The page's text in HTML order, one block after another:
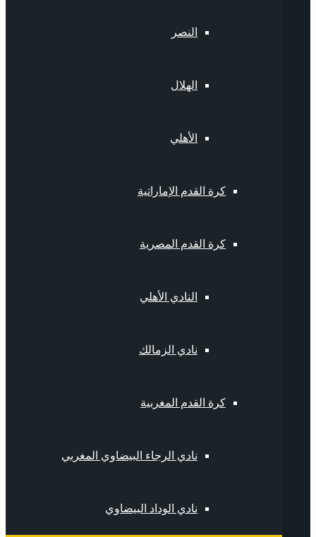
النصر
الهلال
الأهلي
كرة القدم الإماراتية
كرة القدم المصرية
النادي الأهلي
نادي الزمالك
كرة القدم المغربية
نادي الرجاء البيضاوي المغربي
نادي الوداد البيضاوي